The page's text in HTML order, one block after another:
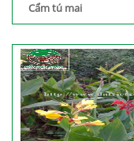
Cẩm tú mai